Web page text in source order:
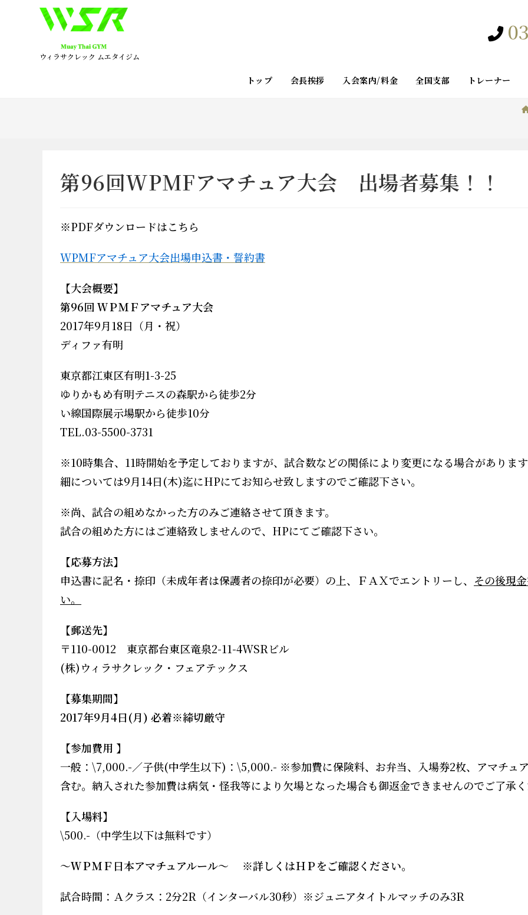
ウィラサクレック ムエタイジム
トップ 会長挨拶 入会案内/料金 全国支部 トレーナー
第96回WPMFアマチュア大会 出場者募集！！
※PDFダウンロードはこちら
WPMFアマチュア大会出場申込書・誓約書
【大会概要】
第96回 ＷＰＭＦアマチュア大会
2017年9月18日（月・祝）
ディファ有明
東京都江東区有明1-3-25
ゆりかもめ有明テニスの森駅から
い線国際展示場駅から徒歩10分
TEL.03-5500-3731
※10時集合、 11時開始を予定しておりますが、試合数などの関係により変更になる場合がありま
細については9月14日(木)迄にHPにてお知らせ致しますのでご確認下さい。
※尚、試合の組めなかった方のみご連絡させて頂きます。
試合の組めた方にはご連絡致しませんので、 HPにてご確認下さい。
【応募方法】
申込書に記名・捺印（未成年者は保護者の捺印が必要）の上、
ＦＡＸでエントリーし、 その後現
い。
【郵送先】
〒110-0012 東京都台東区竜泉2-11-4WSRビル
(株)ウィラサクレック・フェアテックス
【募集期間】
2017年9月4日(月) 必着※締切厳守
【参加費用 】
一般： \7,000.-／子供(中学生以下) ： \5,000.- ※参加費に保険料、お弁当、入場券2枚、アマチュ
含む。納入された参加費は病気・怪我等により欠場となった場合も御返金できませんのでご了承
【入場料】
\500.-（中学生以下は無料です）
～ＷＰＭＦ日本アマチュアルール～
※詳しくはＨＰをご確認ください。
試合時間：Ａクラス： 2分2R （インターバル30秒）※ジュニアタイトルマッチのみ3R